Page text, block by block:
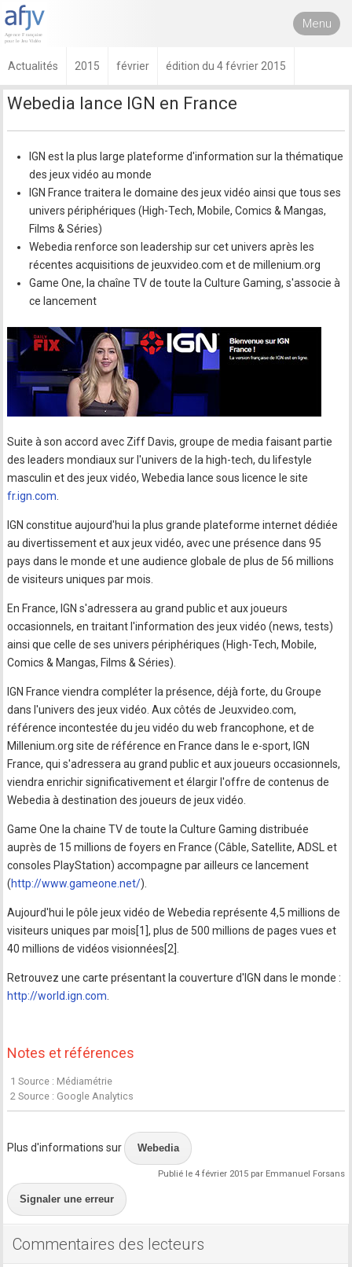
Menu
Actualités 2015 février édition du 4 février 2015
Webedia lance IGN en France
IGN est la plus large plateforme d'information sur la thématique
des jeux vidéo au monde
IGN France traitera le domaine des jeux vidéo ainsi que tous ses
univers périphériques (High-Tech, Mobile, Comics & Mangas,
Films & Séries)
Webedia renforce son leadership sur cet univers après les
récentes acquisitions de jeuxvideo.com et de millenium.org
Game One, la chaîne TV de toute la Culture Gaming, s'associe à
ce lancement
Suite à son accord avec Ziff Davis, groupe de media faisant partie
des leaders mondiaux sur l'univers de la high-tech, du lifestyle
masculin et des jeux vidéo, Webedia lance sous licence le site
fr.ign.com
IGN constitue aujourd'hui la plus grande plateforme internet dédiée
au divertissement et aux jeux vidéo, avec une présence dans 95
pays dans le monde et une audience globale de plus de 56 millions
de visiteurs uniques par mois.
En France, IGN s'adressera au grand public et aux joueurs
occasionnels, en traitant l'information des jeux vidéo (news, tests)
ainsi que celle de ses univers périphériques (High-Tech, Mobile,
Comics & Mangas, Films & Séries).
IGN France viendra compléter la présence, déjà forte, du Groupe
dans l'univers des jeux vidéo. Aux côtés de Jeuxvideo.com,
référence incontestée du jeu vidéo du web francophone, et de
Millenium.org site de référence en France dans le e-sport, IGN
France, qui s'adressera au grand public et aux joueurs occasionnels,
viendra enrichir significativement et élargir l'offre de contenus de
Webedia à destination des joueurs de jeux vidéo.
Game One la chaine TV de toute la Culture Gaming distribuée
auprès de 15 millions de foyers en France (Câble, Satellite, ADSL et
consoles PlayStation) accompagne par ailleurs ce lancement
(http://www.gameone.net/).
Aujourd'hui le pôle jeux vidéo de Webedia représente 4,5 millions de
visiteurs uniques par mois[1], plus de 500 millions de pages vues et
40 millions de vidéos visionnées[2].
Retrouvez une carte présentant la couverture d'IGN dans le monde :
http://world.ign.com
Notes et références
1 Source : Médiamétrie
2 Source : Google Analytics
Plus d'informations sur Webedia
Publié le 4 février 2015 par Emmanuel Forsans
Signaler une erreur
Commentaires des lecteurs